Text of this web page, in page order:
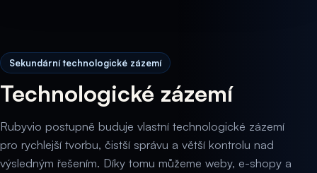
Sekundární technologické zázemí
Technologické zázemí
Rubyvio postupně buduje vlastní technologické zázemí
pro rychlejší tvorbu, čistší správu a větší kontrolu nad
výsledným řešením. Díky tomu můžeme weby, e-shopy a